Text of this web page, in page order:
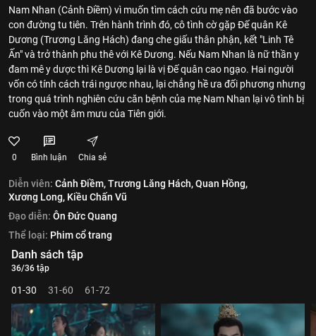
Nam Nhan (Cảnh Điềm) vì muốn tìm cách cứu mẹ nên đã bước vào
con đường tu tiên. Trên hành trình đó, cô tình cờ gặp Đế quân Kê
Dương (Trương Lăng Hách) đang che giấu thân phận, kết "Linh Tê
Ấn" và trở thành phu thê với Kê Dương. Nếu Nam Nhan là nữ thần y
đam mê y dược thì Kê Dương lại là vị Đế quân cao ngạo. Hai người
vốn có tính cách trái ngược nhau, lại chẳng hề ưa đối phương nhưng
trong quá trình nghiên cứu căn bệnh của mẹ Nam Nhan lại vô tình bị
cuốn vào một âm mưu của Tiên giới.
0 Bình luận Chia sẻ
Diễn viên: Cảnh Điềm,Trương Lăng Hách,Quan Hồng,
Xương Long, Kiều Chấn Vũ
Đạo diễn: Ôn Đức Quang
Thể loại: Phim cổ trang
Danh sách tập
36/36 tập
01-30 31-60 61-72